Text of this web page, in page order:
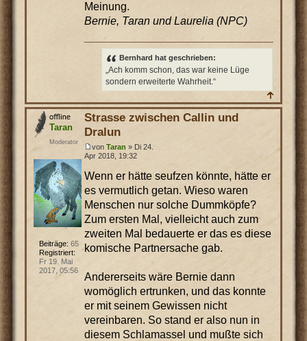
Meinung.
Bernie, Taran und Laurelia (NPC)
Bernhard hat geschrieben:
„Ach komm schon, das war keine Lüge
sondern erweiterte Wahrheit.“
Strasse zwischen Callin und
Dralun
von Taran » Di 24.
Apr 2018, 19:32
Wenn er hätte seufzen könnte, hätte er
es vermutlich getan. Wieso waren
Menschen nur solche Dummköpfe?
Zum ersten Mal, vielleicht auch zum
zweiten Mal bedauerte er das es diese
komische Partnersache gab.
Andererseits wäre Bernie dann
womöglich ertrunken, und das konnte
er mit seinem Gewissen nicht
vereinbaren. So stand er also nun in
diesem Schlamassel und mußte sich
Taran
Moderator
Beiträge: 65
Registriert:
Fr 19. Mai
2017, 05:56